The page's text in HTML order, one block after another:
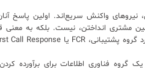
نیروهای واکنش سریع‌اند. اولین پاسخ
مشتری انداختن، نیست. بلکه به
گروه فناوری اطلاعات برای برآورده